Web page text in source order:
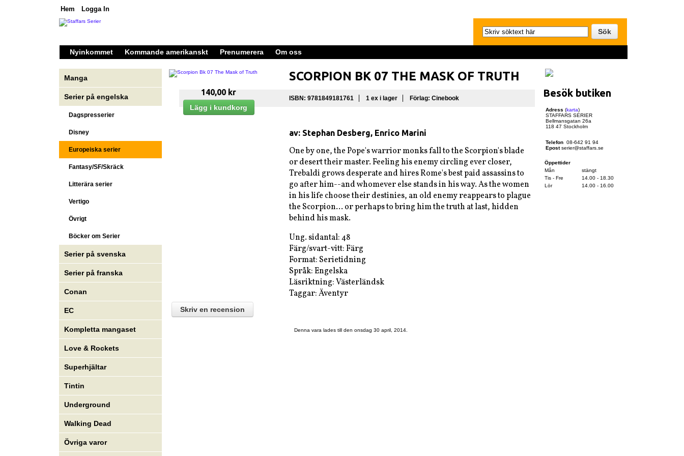
Hem Logga In
Nyinkommet Kommande amerikanskt Prenumerera Om oss
Manga
Serier på engelska
Dagspresserier
Disney
Europeiska serier
Fantasy/SF/Skräck
Litterära serier
Vertigo
Övrigt
Böcker om Serier
Serier på svenska
Serier på franska
Conan
EC
Kompletta mangaset
Love & Rockets
Superhjältar
Tintin
Underground
Walking Dead
Övriga varor
140,00 kr
SCORPION BK 07 THE MASK OF TRUTH
ISBN: 9781849181761 1 ex i lager Förlag: Cinebook
av: Stephan Desberg, Enrico Marini
One by one, the Pope's warrior monks fall to the Scorpion's blade
or desert their master. Feeling his enemy circling ever closer,
Trebaldi grows desperate and hires Rome's best paid assassins to
go after him--and whomever else stands in his way. As the women
in his life choose their destinies, an old enemy reappears to plague
the Scorpion... or perhaps to bring him the truth at last, hidden
behind his mask.
Ung. sidantal: 48
Färg/svart-vitt: Färg
Format: Serietidning
Språk: Engelska
Läsriktning: Västerländsk
Taggar: Äventyr
Skriv en recension
Denna vara lades till den onsdag 30 april, 2014.
Besök butiken
Adress (karta)
STAFFARS SERIER
Bellmansgatan 26a
118 47 Stockholm
Telefon 08-642 91 94
Epostserier@staffars.se
Öppettider
Mån
stängt
Tis - Fre
14.00 - 18.30
Lör
14.00 - 16.00